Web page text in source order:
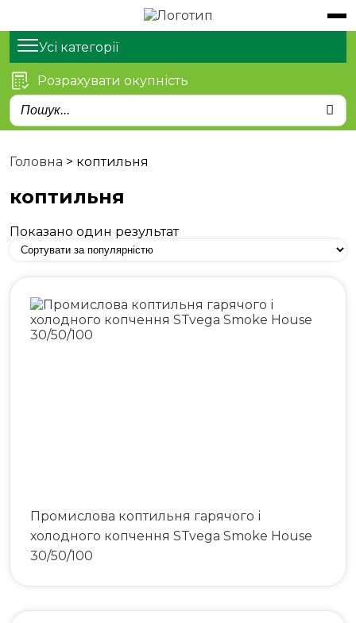
Обладнання
Послуги
м. Київ, просп. Степана
Бандери 21
Усі категорії
Розрахувати окупність
Головна > коптильня
коптильня
Показано один результат
Промислова коптильня гарячого і
холодного копчення STvega Smoke House
30/50/100